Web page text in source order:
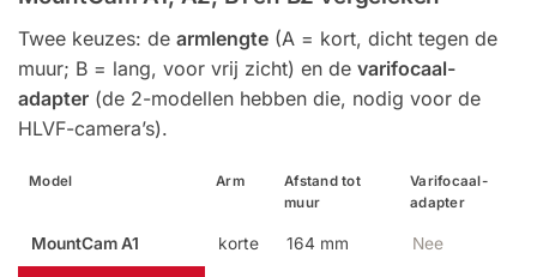
Twee keuzes: de armlengte (A = kort, dicht tegen de
muur; B = lang, voor vrij zicht) en de varifocaal-
adapter (de 2-modellen hebben die, nodig voor de
HLVF-camera’s).
Model Arm
Afstand tot
muur
Varifocaal-
adapter
MountCam A1 korte 164 mm Nee